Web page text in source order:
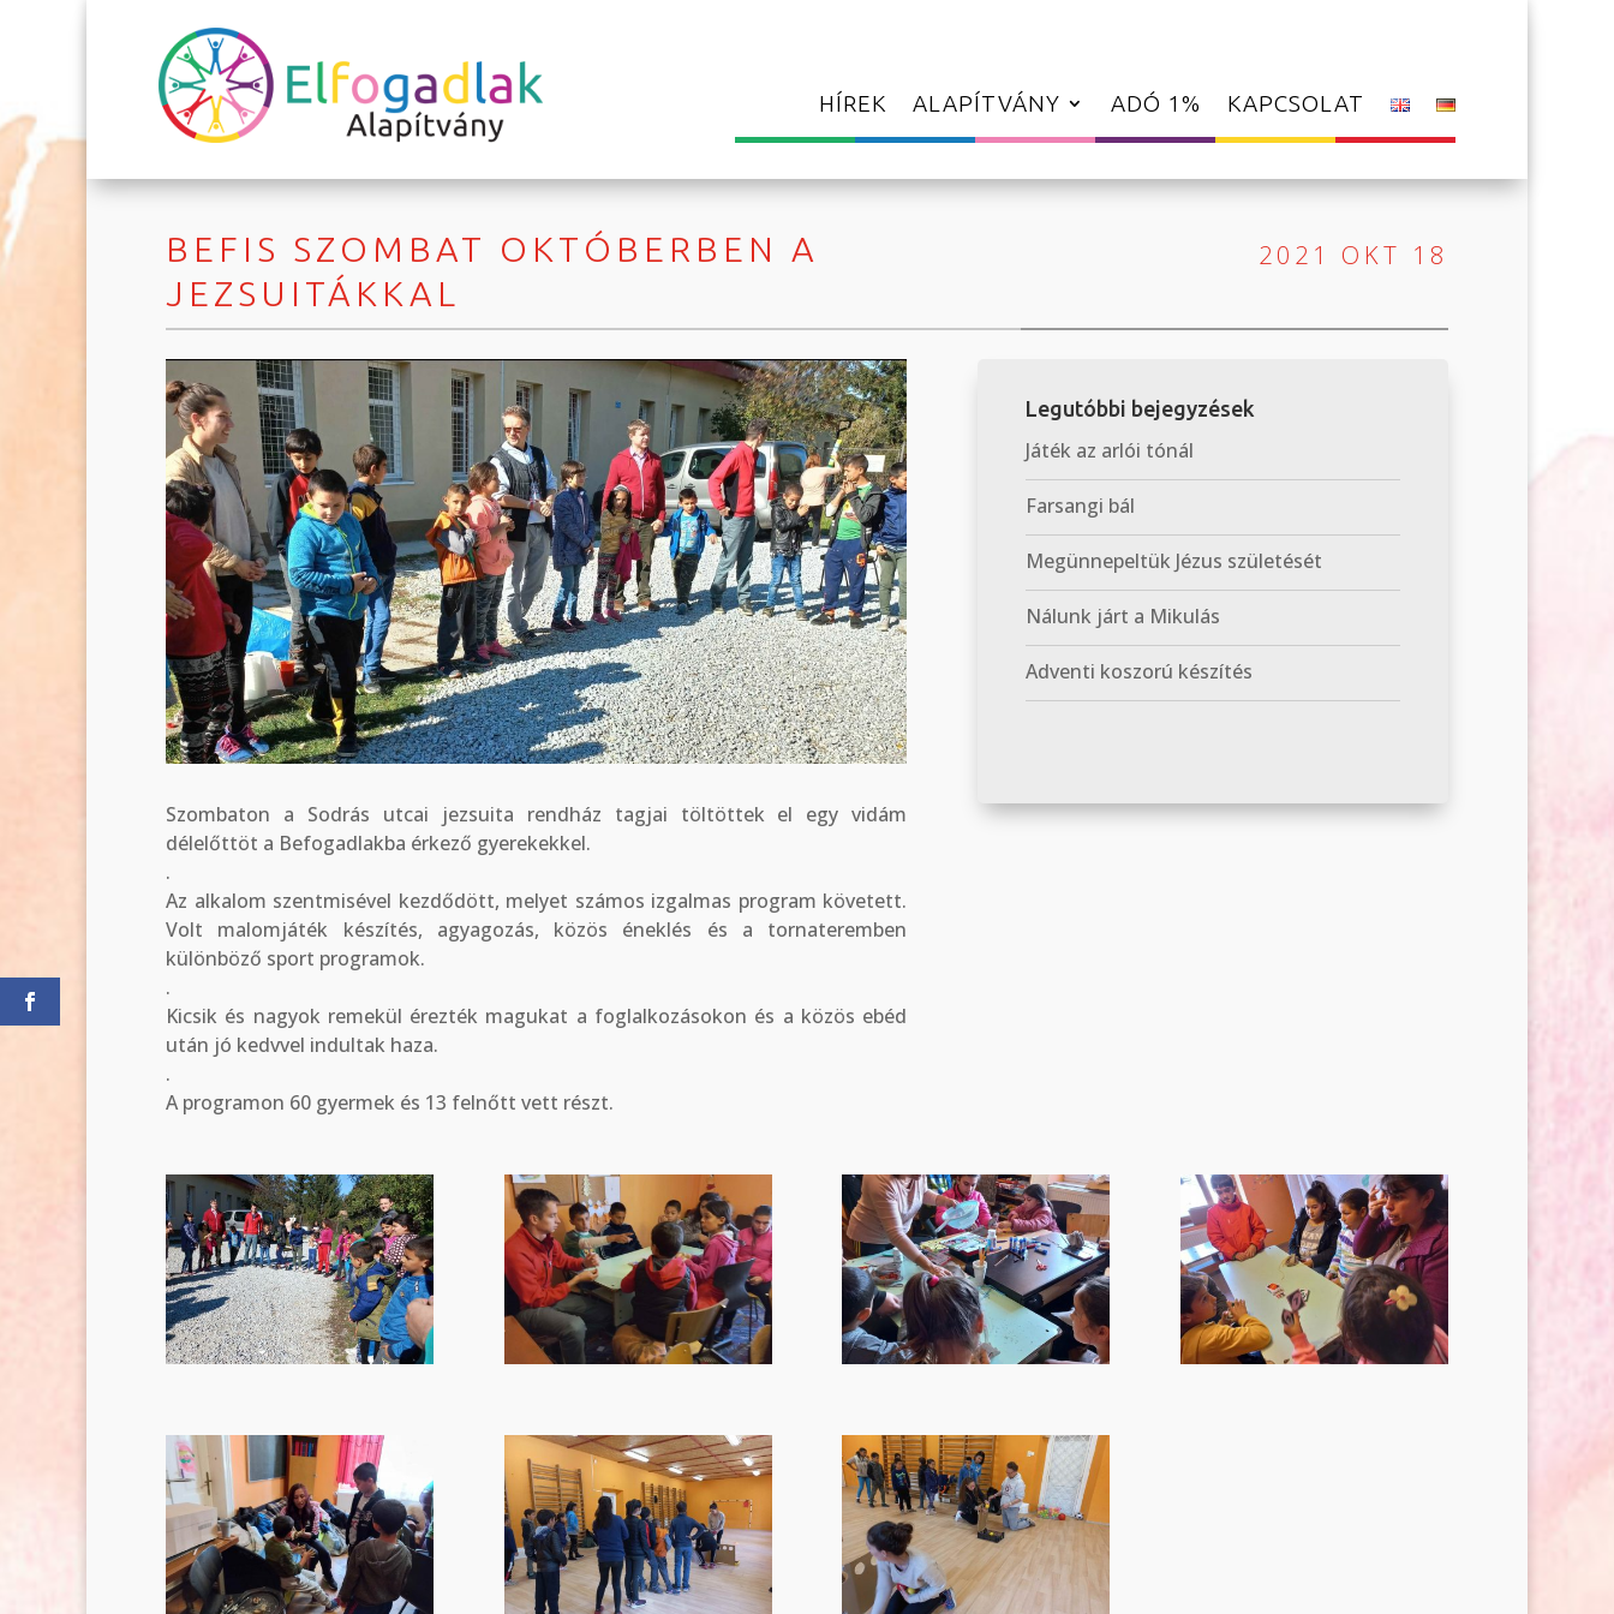
HÍREK ALAPÍTVÁNY ADÓ 1% KAPCSOLAT
BEFIS SZOMBAT OKTÓBERBEN A
JEZSUITÁKKAL
2021 OKT 18
Szombaton a Sodrás utcai jezsuita rendház tagjai töltöttek el egy vidám
délelőttöt a Befogadlakba érkező gyerekekkel.
.
Az alkalom szentmisével kezdődött, melyet számos izgalmas program követett.
Volt malomjáték készítés, agyagozás, közös éneklés és a tornateremben
különböző sport programok.
.
Kicsik és nagyok remekül érezték magukat a foglalkozásokon és a közös ebéd
után jó kedvvel indultak haza.
.
A programon 60 gyermek és 13 felnőtt vett részt.
Legutóbbi bejegyzések
Játék az arlói tónál
Farsangi bál
Megünnepeltük Jézus születését
Nálunk járt a Mikulás
Adventi koszorú készítés